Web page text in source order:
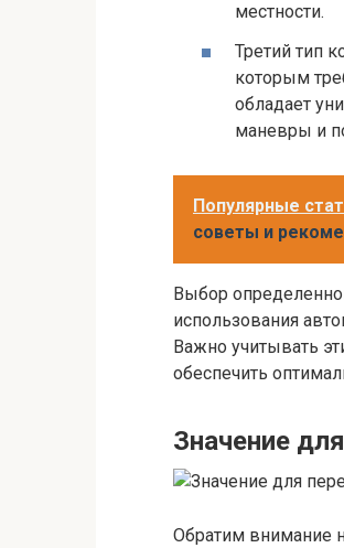
местности.
Третий тип
которым
обладает
маневры и
Популярные
советы и
Выбор
использования
Важно учитывать
обеспечить
Значение
Обратим внимание